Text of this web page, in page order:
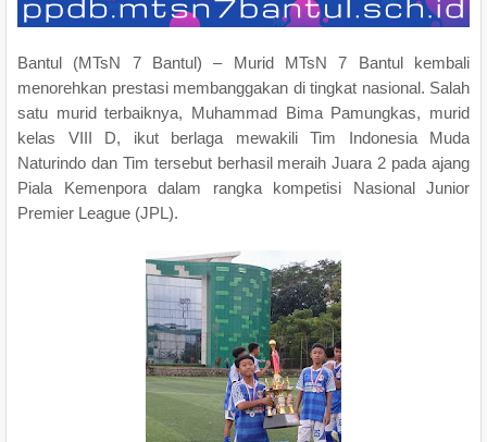
Bantul (MTsN 7 Bantul) – Murid MTsN 7 Bantul kembali
menorehkan prestasi membanggakan di tingkat nasional. Salah
satu murid terbaiknya, Muhammad Bima Pamungkas, murid
kelas VIII D, ikut berlaga mewakili Tim Indonesia Muda
Naturindo dan Tim tersebut berhasil meraih Juara 2 pada ajang
Piala Kemenpora dalam rangka kompetisi Nasional Junior
Premier League (JPL).